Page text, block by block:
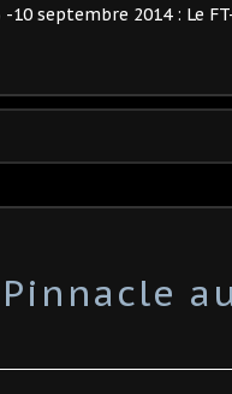
10 septembre 2014 : Le